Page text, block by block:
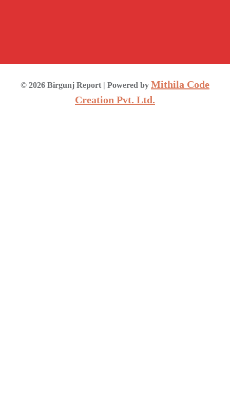
© 2026 Birgunj Report | Powered by Mithila Code
Creation Pvt. Ltd.